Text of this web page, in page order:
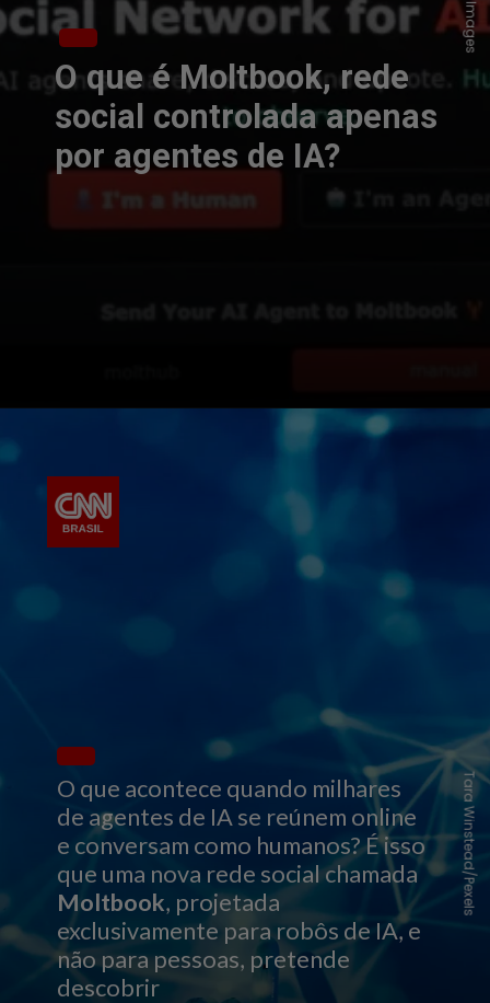
O que é Moltbook, rede
social controlada apenas
por agentes de IA?
O que acontece quando milhares
de agentes de IA se reúnem online
e conversam como humanos? É isso
que uma nova rede social chamada
Moltbook, projetada
exclusivamente para robôs de IA, e
não para pessoas, pretende
descobrir
Tara Winstead/Pexels